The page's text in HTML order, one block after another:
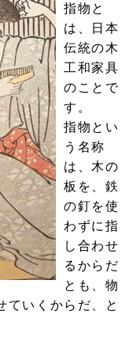
指物と
は、日本
伝統の木
工和家具
のことで
す。
指物とい
う名称
は、木の
板を、鉄
の釘を使
わずに指
し合わせ
るからだ
とも、物
ていくからだ、と